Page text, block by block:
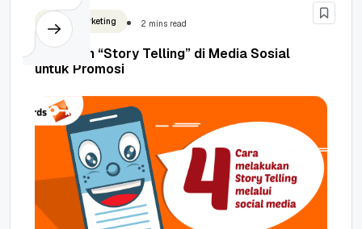
Digital Marketing 2 mins read
Kekuatan “Story Telling” di Media Sosial
untuk Promosi